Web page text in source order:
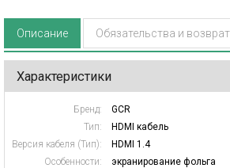
Описание Обязательства и возврат
Характеристики
Бренд:
GCR
Тип:
HDMI кабель
Версия кабеля (Тип):
HDMI 1.4
Особенности:
экранирование фольга